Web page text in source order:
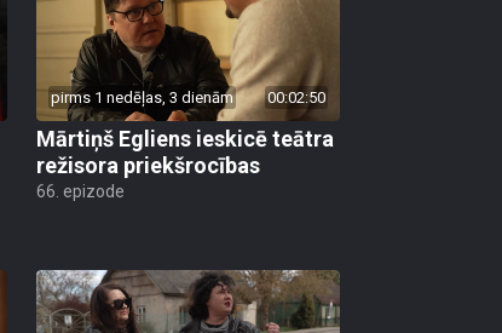
pirms 1 nedēļas, 3 dienām 00:02:50
Mārtiņš Egliens ieskicē teātra
režisora priekšrocības
66. epizode